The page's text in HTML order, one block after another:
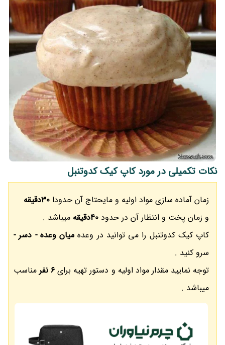
نکات تکمیلی در مورد کاپ کیک کدوتنبل
زمان آماده سازی مواد اولیه و مایحتاج آن حدودا 30دقیقه
و زمان پخت و انتظار آن در حدود 40دقیقه
میباشد .
کاپ کیک کدوتنبل را می توانید در وعده میان وعده - دسر -
سرو کنید .
توجه نمایید مقدار مواد اولیه و دستور تهیه برای 6 نفر
مناسب
میباشد .